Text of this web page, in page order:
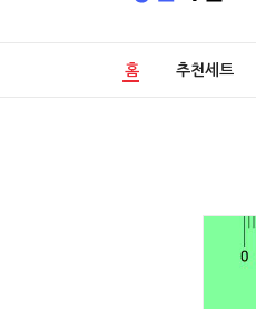
홈 추천세트